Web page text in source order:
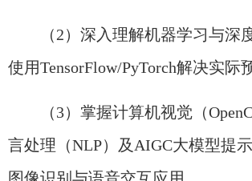
（2）深入理解机器学习与深
使用TensorFlow/PyTorch解决实际
（3）掌握计算机视觉（
言处理（NLP）及AIGC大模型提